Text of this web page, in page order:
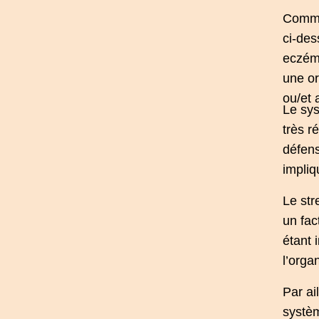
ci-
une
ou/et
Le
très
Le
un
étant
Par